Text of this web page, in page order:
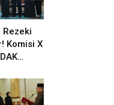
Rezeki
Komisi X